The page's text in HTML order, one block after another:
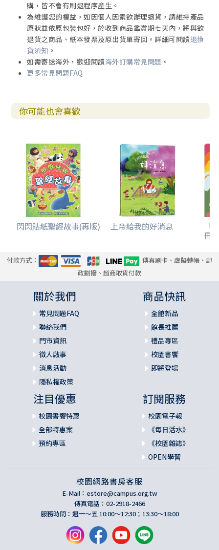
購，皆不會有刷退程序產生。
為維護您的權益，如因個人因素欲辦理退貨，請維持產品
原狀並依原包裝包好，於收到商品鑑賞期七天內，將與欲
退貨之商品、紙本發票及原出貨單寄回。詳細可閱讀退換
貨須知 。
如需寄送海外，歡迎閱讀海外訂購常見問題 。
更多常見問題FAQ
你可能也會喜歡
閃閃貼紙聖經故事(再版) 上帝給我的好消息 「
冊
付款方式：
傳真刷卡、虛擬轉帳、郵
政劃撥、超商取貨付款
關於我們
常見問題FAQ
聯絡我們
門市資訊
徵人啟事
消息活動
隱私權政策
商品快訊
全館新品
館長推薦
禮品專區
校園書饗
即將登場
注目優惠
校園書饗特惠
全部特惠案
預約專區
訂閱服務
校園電子報
《每日活水》
《校園雜誌》
OPEN學習
校園網路書房客服
E-Mail： estore@campus.org.tw
傳真電話：02-2918-2466
服務時間：週一～五 10:00～12:30；13:30～18:00